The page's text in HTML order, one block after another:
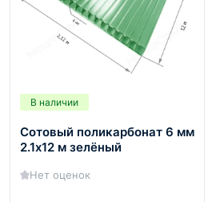
В наличии
Сотовый поликарбонат 6 мм
2.1х12 м зелёный
Нет оценок